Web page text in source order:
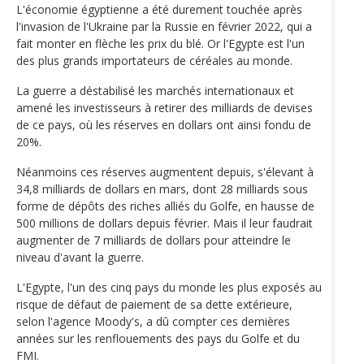
L'économie égyptienne a été durement touchée après
l'invasion de l'Ukraine par la Russie en février 2022, qui a
fait monter en flèche les prix du blé. Or l'Egypte est l'un
des plus grands importateurs de céréales au monde.
La guerre a déstabilisé les marchés internationaux et
amené les investisseurs à retirer des milliards de devises
de ce pays, où les réserves en dollars ont ainsi fondu de
20%.
Néanmoins ces réserves augmentent depuis, s'élevant à
34,8 milliards de dollars en mars, dont 28 milliards sous
forme de dépôts des riches alliés du Golfe, en hausse de
500 millions de dollars depuis février. Mais il leur faudrait
augmenter de 7 milliards de dollars pour atteindre le
niveau d'avant la guerre.
L'Egypte, l'un des cinq pays du monde les plus exposés au
risque de défaut de paiement de sa dette extérieure,
selon l'agence Moody's, a dû compter ces dernières
années sur les renflouements des pays du Golfe et du
FMI.